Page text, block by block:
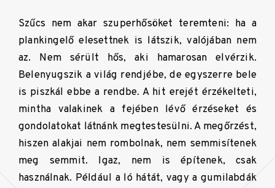
Szűcs nem akar szuperhősöket teremteni: ha a
plankingelő elesettnek is látszik, valójában nem
az. Nem sérült hős, aki hamarosan elvérzik.
Belenyugszik a világ rendjébe, de egyszerre bele
is piszkál ebbe a rendbe. A hit erejét érzékelteti,
mintha valakinek a fejében lévő érzéseket és
gondolatokat látnánk megtestesülni. A megőrzést,
hiszen alakjai nem rombolnak, nem semmisítenek
meg semmit. Igaz, nem is építenek, csak
használnak. Például a ló hátát, vagy a gumilabdák